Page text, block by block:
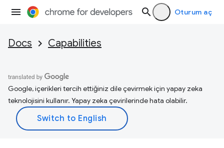
Oturum aç
Docs Capabilities
Google, içerikleri tercih ettiğiniz dile çevirmek için yapay zeka
teknolojisini kullanır. Yapay zeka çevirilerinde hata olabilir.